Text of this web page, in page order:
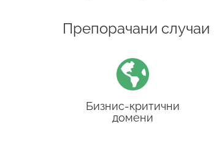
Препорачани случаи
Бизнис-критични
домени